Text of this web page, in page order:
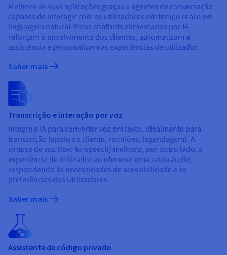
Melhore as suas aplicações graças a agentes de conversação
capazes de interagir com os utilizadores em tempo real e em
linguagem natural. Estes chatbots alimentados por IA
reforçam o envolvimento dos clientes, automatizam a
assistência e personalizam as experiências de utilizador.
Saber mais
Transcrição e interação por voz
Integre a IA para converter voz em texto, idealmente para
transcrição (apoio ao cliente, reuniões, legendagem). A
síntese de voz (text-to-speech) melhora, por outro lado, a
experiência de utilizador ao oferecer uma saída áudio,
respondendo às necessidades de acessibilidade e às
preferências dos utilizadores.
Saber mais
Assistente de código privado